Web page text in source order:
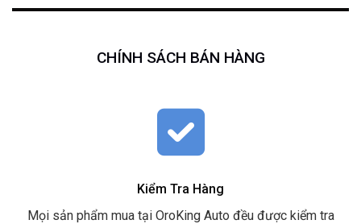
CHÍNH SÁCH BÁN HÀNG
Kiểm Tra Hàng
Mọi sản phẩm mua tại OroKing Auto đều được kiểm tra